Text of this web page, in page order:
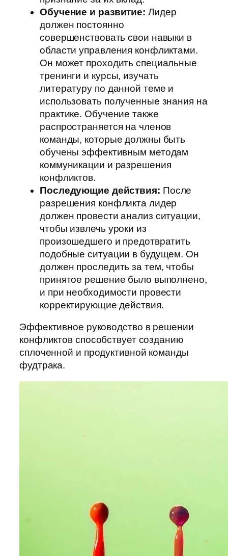
Обучение и развитие: Лидер
должен постоянно
совершенствовать свои навыки в
области управления конфликтами.
Он может проходить специальные
тренинги и курсы, изучать
литературу по данной теме и
использовать полученные знания на
практике. Обучение также
распространяется на членов
команды, которые должны быть
обучены эффективным методам
коммуникации и разрешения
конфликтов.
Последующие действия: После
разрешения конфликта лидер
должен провести анализ ситуации,
чтобы извлечь уроки из
произошедшего и предотвратить
подобные ситуации в будущем. Он
должен проследить за тем, чтобы
принятое решение было выполнено,
и при необходимости провести
корректирующие действия.
Эффективное руководство в решении
конфликтов способствует созданию
сплоченной и продуктивной команды
фудтрака.